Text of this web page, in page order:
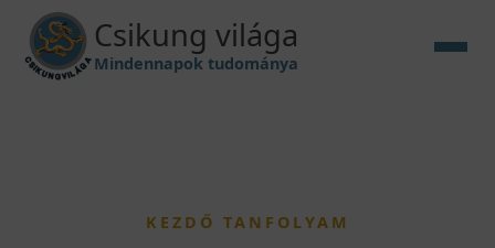
Csikung világa
Mindennapok tudománya
KEZDŐ TANFOLYAM